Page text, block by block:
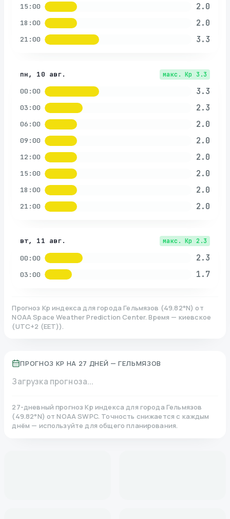
15:00 2.0
18:00 2.0
21:00 3.3
пн, 10 авг. макс. Kp 3.3
00:00 3.3
03:00 2.3
06:00 2.0
09:00 2.0
12:00 2.0
15:00 2.0
18:00 2.0
21:00 2.0
вт, 11 авг. макс. Kp 2.3
00:00 2.3
03:00 1.7
Прогноз Kp индекса для города Гельмязов (49.82°N)от
NOAA Space Weather Prediction Center. Время — киевское
(UTC+2 (EET)).
ПРОГНОЗ KP НА 27 ДНЕЙ — ГЕЛЬМЯЗОВ
Загрузка прогноза...
27-дневный прогноз Kp индекса для города Гельмязов
(49.82°N)от NOAA SWPC. Точность снижается с каждым
днём — используйте для общего планирования.